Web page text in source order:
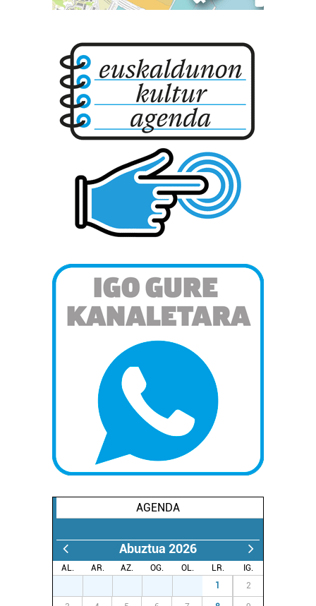
AGENDA
Abuztua 2026
AL. AR. AZ. OG. OL. LR.
IG.
1 2